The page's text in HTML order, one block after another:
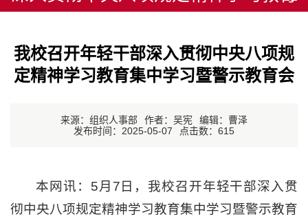
我校召开年轻干部深入贯彻中央八项规
定精神学习教育集中学习暨警示教育会
来源：组织人事部 作者：吴宪
编辑：曹泽
发布时间：2025-05-07
点击数： 615
本网讯：5月7日，我校召开年轻干部深入贯
彻中央八项规定精神学习教育集中学习暨警示教育